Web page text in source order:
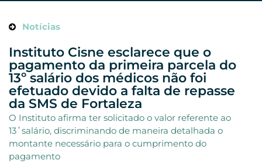
Notícias
Instituto Cisne esclarece que o
pagamento da primeira parcela do
13º salário dos médicos não foi
efetuado devido a falta de repasse
da SMS de Fortaleza
O Instituto afirma ter solicitado o valor referente ao
13˚salário, discriminando de maneira detalhada o
montante necessário para o cumprimento do
pagamento